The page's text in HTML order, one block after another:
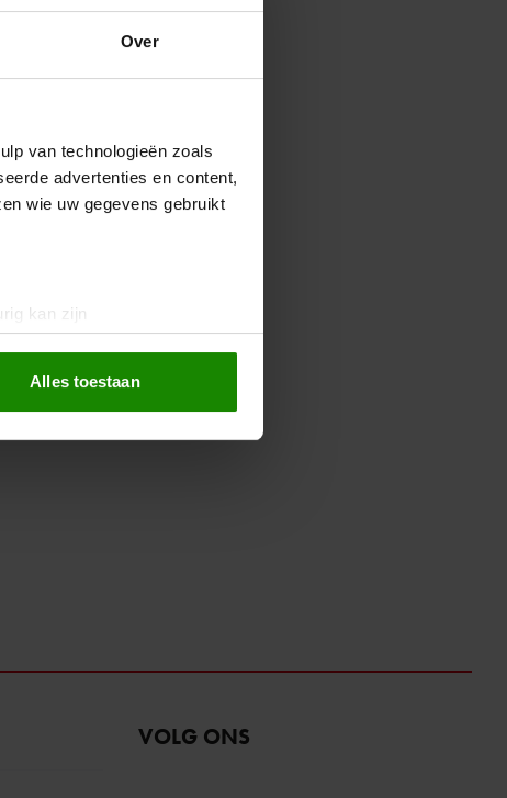
Over
van technologieën zoals
advertenties en content,
wie uw gegevens gebruikt
kan zijn
te bieden en om ons
partners voor social
Alles toestaan
VOLG ONS